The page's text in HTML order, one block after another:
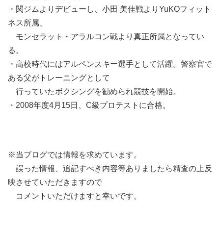
・関ジムよりデビューし、小田 美佳戦よりYuKOフィット
ネス所属、
モンセラット・アラルコン戦より真正所属となってい
る。
・高校時代にはアルペンスキー選手として活躍。警察官で
ある父がトレーニングとして
行っていたボクシングを勧められ競技を開始。
・2008年度4月15日、C級プロテストに合格。
※当ブログでは情報を求めています。
誤った情報、追記すべき内容等ありましたら精査の上反
映させていただきますので
コメントいただけますと幸いです。